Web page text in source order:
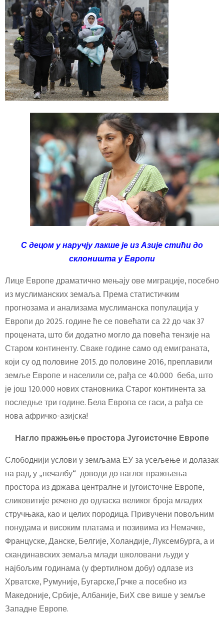
С децом у наручју лакше је из Азије стићи до
склоништа у Европи
Лице Европе драматично мењају ове миграције, посебно
из муслиманских земаља. Према статистичким
прогнозама и анализама муслиманска популација у
Европи до 2025. године ће се повећати са 22 до чак 37
процената, што би додатно могло да повећа тензије на
Старом континенту. Сваке године само од емиграната,
који су од половине 2015. до половине 2016, преплавили
земље Европе и населили се, рађа се 40.000 беба, што
је још 120.000 нових становника Старог континента за
последње три године. Бела Европа се гаси, а рађа се
нова афричко-азијска!
Нагло пражњење простора Југоисточне Европе
Слободнији услови у земљама ЕУ за усељење и долазак
на рад, у „печалбу“ доводи до наглог пражњења
простора из држава централне и југоисточне Европе,
сликовитије речено до одласка великог броја младих
стручњака, као и целих породица. Привучени повољним
понудама и високим платама и позивима из Немачке,
Француске, Данске, Белгије, Холандије, Луксембурга, а и
скандинавских земаља млади школовани људи у
најбољим годинама (у фертилном добу) одлазе из
Хрватске, Румуније, Бугарске,Грчке а посебно из
Македоније, Србије, Албаније, БиХ све више у земље
Западне Европе.